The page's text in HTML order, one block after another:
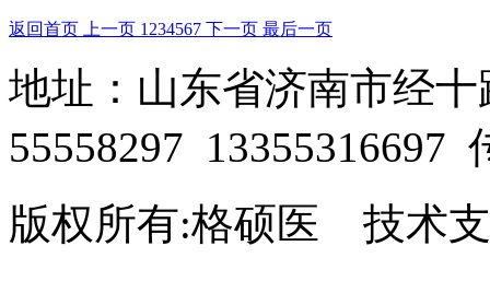
返回首页 上一页 1 234567 下一页 最后一页
地址：山东省济南市经
55558297 13355316697
版权所有:格硕医 技术